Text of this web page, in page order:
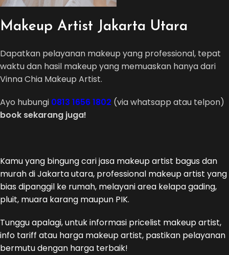
Makeup Artist Jakarta Utara
Dapatkan pelayanan makeup yang professional, tepat
waktu dan hasil makeup yang memuaskan hanya dari
Vinna Chia Makeup Artist.
Ayo hubungi 0813 1656 1802 (via whatsapp atau telpon)
book sekarang juga!
Kamu yang bingung cari jasa makeup artist bagus dan
murah di Jakarta utara, professional makeup artist yang
bias dipanggil ke rumah, melayani area kelapa gading,
pluit, muara karang maupun PIK.
Tunggu apalagi, untuk informasi pricelist makeup artist,
info tariff atau harga makeup artist, pastikan pelayanan
bermutu dengan harga terbaik!